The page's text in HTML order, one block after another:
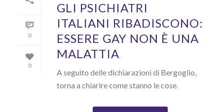
0
0
GLI PSICHIATRI
ITALIANI RIBADISCONO:
ESSERE GAY NON È UNA
MALATTIA
A seguito delle dichiarazioni di Bergoglio,
torna a chiarire come stanno le cose.